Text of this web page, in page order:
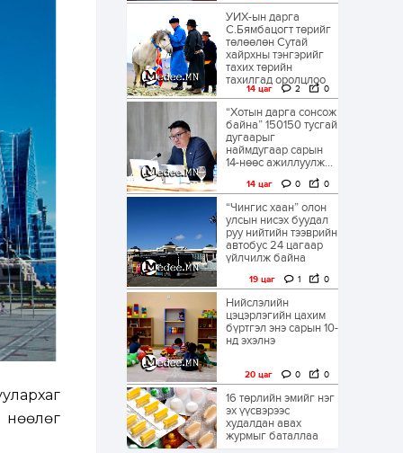
УИХ-ын дарга
С.Бямбацогт төрийг
төлөөлөн Сутай
хайрхны тэнгэрийг
тахих төрийн
тахилгад оролцлоо
14 цаг 2 0
“Хотын дарга сонсож
байна” 150150 тусгай
дугаарыг
наймдугаар сарын
14-нөөс ажиллуулж...
14 цаг 0 0
“Чингис хаан” олон
улсын нисэх буудал
руу нийтийн тээврийн
автобус 24 цагаар
үйлчилж байна
19 цаг 1 0
Нийслэлийн
цэцэрлэгийн цахим
бүртгэл энэ сарын 10-
нд эхэлнэ
20 цаг 0 0
16 төрлийн эмийг нэг
эх үүсвэрээс
худалдан авах
журмыг баталлаа